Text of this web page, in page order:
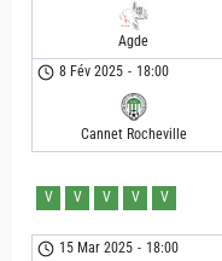
Agde
8 Fév 2025 - 18:00
Cannet Rocheville
V V V V V
15 Mar 2025 - 18:00